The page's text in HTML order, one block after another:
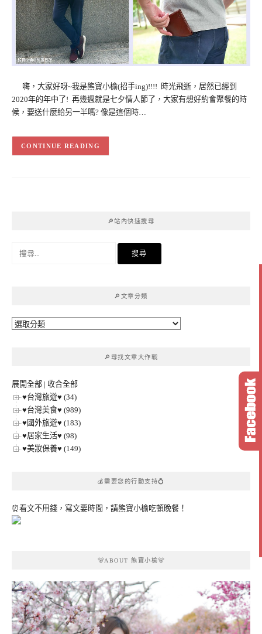
嗨，大家好呀~我是熊寶小榆(招手ing)!!!! 時光飛逝，居然已經到
2020年的年中了! 再幾週就是七夕情人節了，大家有想好約會聚餐的時
候，要送什麼給另一半嗎? 像是這個時…
CONTINUE READING
🔎站內快速搜尋
🔎文章分類
🔎
🔎尋找文章大作戰
展開全部 | 收合全部
♥台灣旅遊♥ (34)
♥台灣美食♥ (989)
♥國外旅遊♥ (183)
♥居家生活♥ (98)
♥美妝保養♥ (149)
💰需要您的行動支持💍
⏰看文不用錢，寫文要時間，請熊寶小榆吃頓晚餐！
🐻ABOUT 熊寶小榆🐻